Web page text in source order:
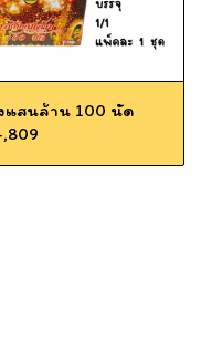
แสนล้าน 100 นัด